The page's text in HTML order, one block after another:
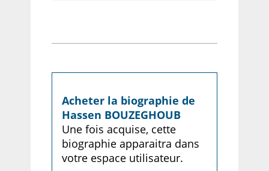
Acheter la biographie de
Hassen BOUZEGHOUB
Une fois acquise, cette
biographie apparaitra dans
votre espace utilisateur.